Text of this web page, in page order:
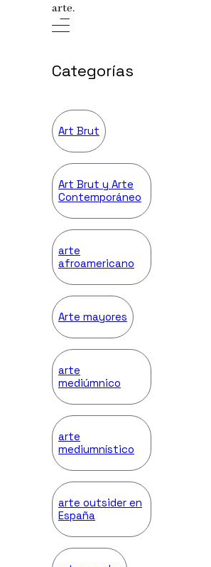
arte.
Categorías
Art Brut
Art Brut y Arte
Contemporáneo
arte
afroamericano
Arte mayores
arte
mediúmnico
arte
mediumnístico
arte outsider en
España